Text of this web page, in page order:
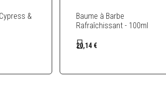
&
Baume à Barbe
Rafraîchissant - 100ml
20,14 €